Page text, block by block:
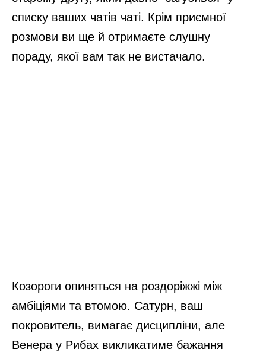
списку ваших чатів чаті. Крім приємної
розмови ви ще й отримаєте слушну
пораду, якої вам так не вистачало.
Козороги опиняться на роздоріжжі між
амбіціями та втомою. Сатурн, ваш
покровитель, вимагає дисципліни, але
Венера у Рибах викликатиме бажання